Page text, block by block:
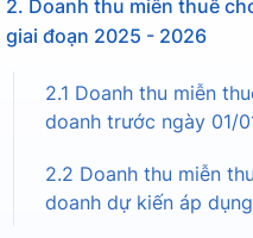
2. Doanh thu miễn thuế
giai đoạn 2025 - 2026
2.1 Doanh thu miễn
doanh trước ngày 01/
2.2 Doanh thu miễn
doanh dự kiến áp